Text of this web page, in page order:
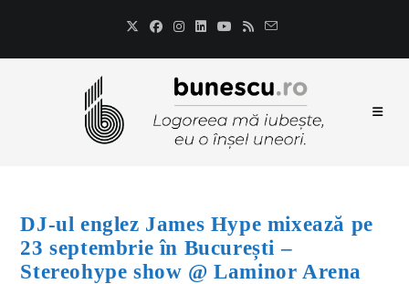
DJ-ul englez James Hype mixează pe
23 septembrie în București –
Stereohype show @ Laminor Arena